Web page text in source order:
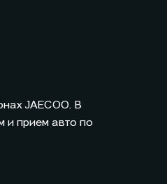
JAECOO. В
и прием авто по